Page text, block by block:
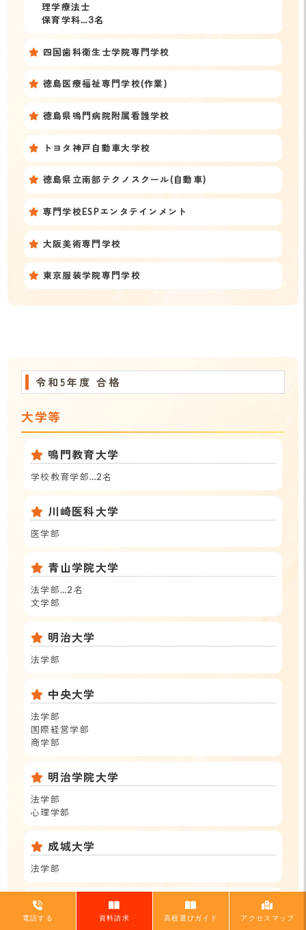
理学療法士
保育学科…3名
四国歯科衛生士学院専門学校
徳島医療福祉専門学校(作業)
徳島県鳴門病院附属看護学校
トヨタ神戸自動車大学校
徳島県立南部テクノスクール(自動車)
専門学校ESPエンタテインメント
大阪美術専門学校
東京服装学院専門学校
令和5年度 合格
大学等
鳴門教育大学
学校教育学部…2名
川崎医科大学
医学部
青山学院大学
法学部…2名
文学部
明治大学
法学部
中央大学
法学部
国際経営学部
商学部
明治学院大学
法学部
心理学部
成城大学
法学部
同志社女子大学
現代社会学部
電話する 資料請求 高校選びガイド アクセスマップ